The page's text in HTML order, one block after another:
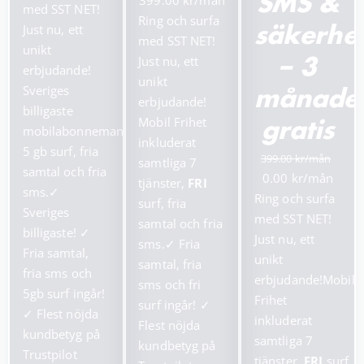
priset
var:
199.00 kr.
99.00 kr.
med SST NET!
Just nu, ett
unikt
erbjudande!
Sveriges
billigaste
mobilabonnemang!
5 gb surf, fria
samtal och fria
sms. ✓
Sveriges
billigaste! ✓
Fria samtal,
fria sms och
5gb surf ingår!
✓ Flest nöjda
kundbetyg på
Trustpilot
ursprungliga
priset
var:
799.00 kr.
priset
Ring och surfa
med SST NET!
Just nu, ett
unikt
erbjudande!
Mobil Frihet
inkluderat
samtliga 7
tjänster, FRI
surf, fria
samtal och fria
sms. ✓ Fria
samtal, fria
sms och fri
surf ingår! ✓
Flest nöjda
kundbetyg på
SMS &
– 3
gratis
399.00
Det
ursprungliga
priset
var:
399.00 kr.
0.00
Ring och surfa
med SST NET!
Just nu, ett
unikt
erbjudande!Mobil
Frihet
inkluderat
samtliga 7